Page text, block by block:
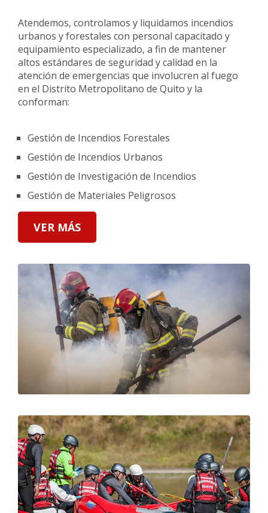
Atendemos, controlamos y liquidamos incendios
urbanos y forestales con personal capacitado y
equipamiento especializado, a fin de mantener
altos estándares de seguridad y calidad en la
atención de emergencias que involucren al fuego
en el Distrito Metropolitano de Quito y la
conforman:
Gestión de Incendios Forestales
Gestión de Incendios Urbanos
Gestión de Investigación de Incendios
Gestión de Materiales Peligrosos
VER MÁS